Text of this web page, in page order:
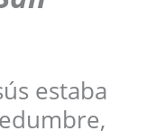
estaba